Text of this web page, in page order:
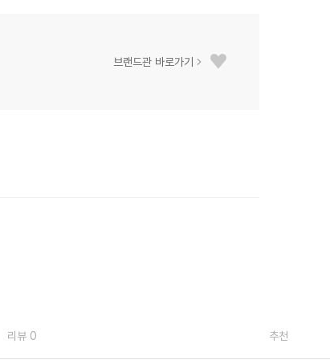
브랜드관 바로가기
리뷰 0 추천